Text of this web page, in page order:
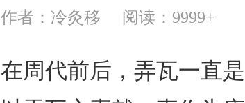
作者：冷灸移 阅读：9999+
在周代前后，弄瓦一直